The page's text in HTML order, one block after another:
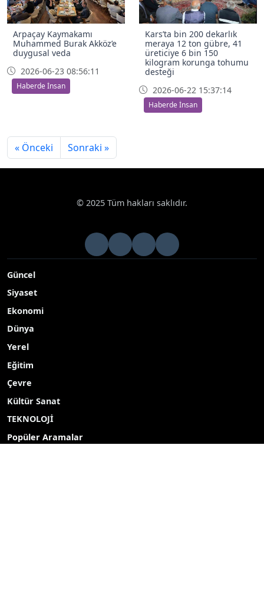
Arpaçay Kaymakamı
Muhammed Burak Akköz’e
duygusal veda
2026-06-23 08:56:11
Haberde İnsan
Kars’ta bin 200 dekarlık
meraya 12 ton gübre, 41
üreticiye 6 bin 150
kilogram korunga tohumu
desteği
2026-06-22 15:37:14
Haberde İnsan
« Önceki Sonraki »
© 2025 Tüm hakları saklıdır.
Güncel
Siyaset
Ekonomi
Dünya
Yerel
Eğitim
Çevre
Kültür Sanat
TEKNOLOJİ
Popüler Aramalar